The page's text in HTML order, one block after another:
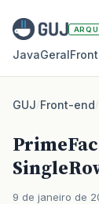
JavaGeral
GUJ/Front-end/
9 de janeiro de